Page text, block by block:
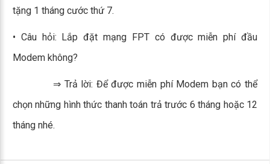
tặng 1 tháng cước thứ 7.
• Câu hỏi: Lắp đặt mạng FPT có được miễn phí đầu
Modem không?
⇒ Trả lời: Để được miễn phí Modem bạn có thể
chọn những hình thức thanh toán trả trước 6 tháng hoặc 12
tháng nhé.